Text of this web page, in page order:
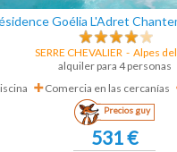
Goélia L'Adret
SERRE CHEVALIER- Alpes
alquiler para 4 personas
Comercia en las cercanías
Precios guy
531 €